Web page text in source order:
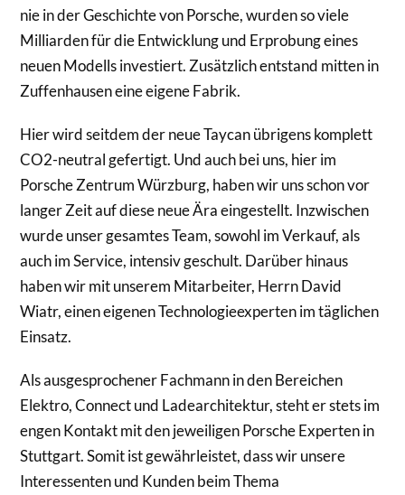
nie in der Geschichte von Porsche, wurden so viele
Milliarden für die Entwicklung und Erprobung eines
neuen Modells investiert. Zusätzlich entstand mitten in
Zuffenhausen eine eigene Fabrik.
Hier wird seitdem der neue Taycan übrigens komplett
CO2-neutral gefertigt. Und auch bei uns, hier im
Porsche Zentrum Würzburg, haben wir uns schon vor
langer Zeit auf diese neue Ära eingestellt. Inzwischen
wurde unser gesamtes Team, sowohl im Verkauf, als
auch im Service, intensiv geschult. Darüber hinaus
haben wir mit unserem Mitarbeiter, Herrn David
Wiatr, einen eigenen Technologieexperten im täglichen
Einsatz.
Als ausgesprochener Fachmann in den Bereichen
Elektro, Connect und Ladearchitektur, steht er stets im
engen Kontakt mit den jeweiligen Porsche Experten in
Stuttgart. Somit ist gewährleistet, dass wir unsere
Interessenten und Kunden beim Thema